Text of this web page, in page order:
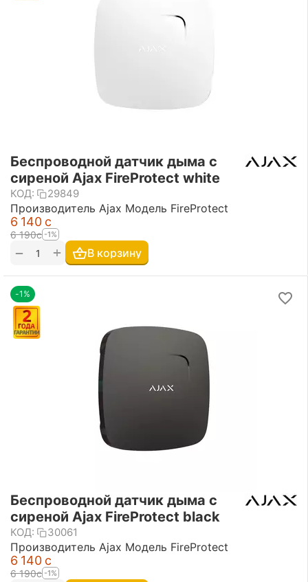
Беспроводной датчик дыма с
сиреной Ajax FireProtect white
КОД: 29849
Производитель Ajax Модель FireProtect
6 140 с
6 190с -1%
+
− В корзину
-1%
Беспроводной датчик дыма с
сиреной Ajax FireProtect black
КОД: 30061
Производитель Ajax Модель FireProtect
6 140 с
6 190с -1%